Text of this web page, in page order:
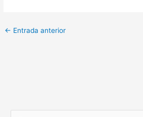
← Entrada anterior